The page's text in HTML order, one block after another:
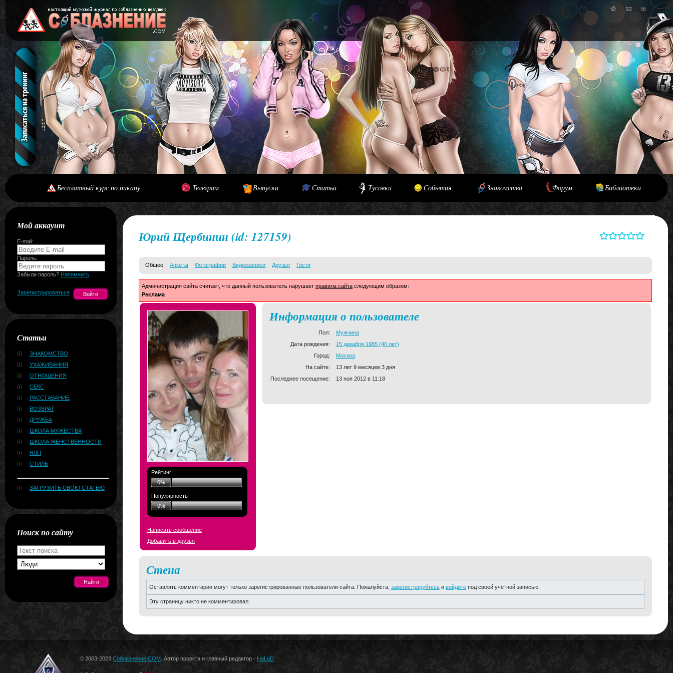
Бесплатный курс по пикапу Телеграм Выпуски Статьи Тусовки События Знакомства Форум Библиотека
Мой аккаунт
E-mail:
Пароль:
Забыли пароль? Напомнить
Зарегистрироваться
Статьи
ЗНАКОМСТВО
УХАЖИВАНИЯ
ОТНОШЕНИЯ
СЕКС
РАССТАВАНИЕ
ВОЗВРАТ
ДРУЖБА
ШКОЛА МУЖЕСТВА
ШКОЛА ЖЕНСТВЕННОСТИ
НЛП
СТИЛЬ
ЗАГРУЗИТЬ СВОЮ СТАТЬЮ
Поиск по сайту
Юрий Щербинин (id: 127159)
Общее Анкеты Фотографии Видеозаписи Друзья Гости
Администрация сайта считает, что данный пользователь нарушает правила сайта следующим образом:
Реклама
Рейтинг
0%
Популярность
0%
Написать сообщение
Добавить в друзья
Информация о пользователе
Пол:
Мужчина
Дата рождения:
15 декабря 1985 (40 лет)
Город:
Москва
На сайте:
13 лет 9 месяцев 3 дня
Последнее посещение:
13 ноя 2012 в 11:18
Стена
Оставлять комментарии могут только зарегистрированные пользователи сайта. Пожалуйста, зарегистрируйтесь и войдите под своей учётной записью.
Эту страницу никто не комментировал.
© 2003-2023 Соблазнение.COM . Автор проекта и главный редактор - HoLoD